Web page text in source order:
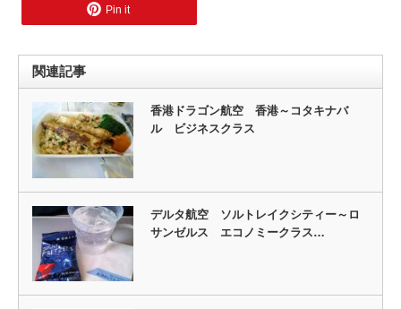
Pin it
関連記事
香港ドラゴン航空 香港～コタキナバ
ル ビジネスクラス
デルタ航空 ソルトレイクシティー～ロ
サンゼルス エコノミークラス…